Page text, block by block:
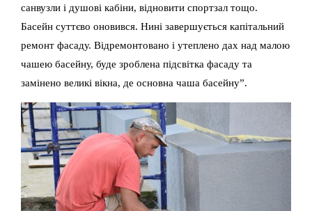
санвузли і душові кабіни, відновити спортзал тощо.
Басейн суттєво оновився. Нині завершується капітальний
ремонт фасаду. Відремонтовано і утеплено дах над малою
чашею басейну, буде зроблена підсвітка фасаду та
замінено великі вікна, де основна чаша басейну”.